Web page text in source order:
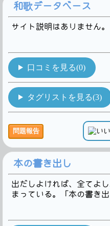
和歌データベース
サイト説明はありません。
口コミを見る(0)
タグリストを見る(3)
問題報告
本の書き出し
出だしよければ、全てよ
まっている。「本の書き